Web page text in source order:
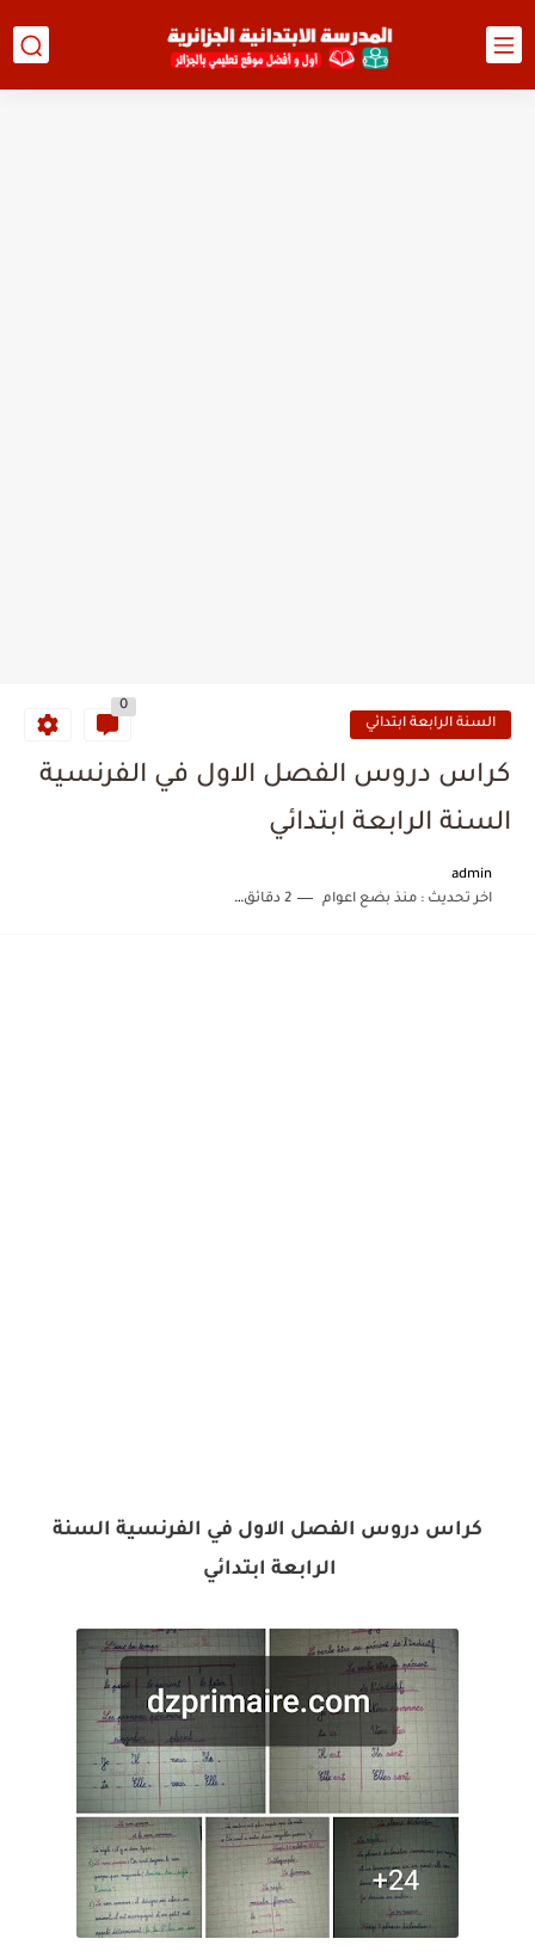
السنة الرابعة ابتدائي
0
كراس دروس الفصل الاول في الفرنسية
السنة الرابعة ابتدائي
admin
اخر تحديث :منذ بضع اعوام 2 دقائق للقراءة
كراس دروس الفصل الاول في الفرنسية السنة
الرابعة ابتدائي